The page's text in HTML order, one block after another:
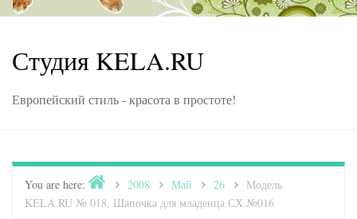
Студия KELA.RU
Европейский стиль - красота в простоте!
You are here: Home2008 Май 26
Модель
KELA.RU № 018, Шапочка для младенца СХ №016